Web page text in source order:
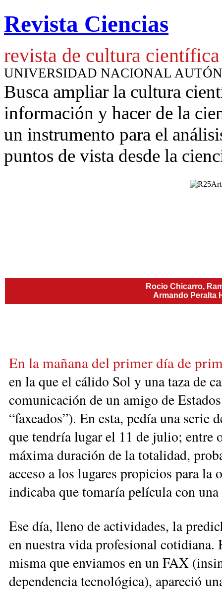
Revista Ciencias
revista de cultura científica
UNIVERSIDAD NACIONAL
Busca ampliar la cultura
información y hacer de la
un instrumento para el
puntos de vista desde la
Rocio Chicarro,
Armando Peralta
En la mañana del primer día de
en la que el cálido Sol y una taza de
comunicación de un amigo de
“faxeados”). En esta, pedía una serie
que tendría lugar el 11 de julio; entre
máxima duración de la totalidad,
acceso a los lugares propicios para
indicaba que tomaría película con una
Ese día, lleno de actividades, la
en nuestra vida profesional
misma que enviamos en un FAX
dependencia tecnológica), apareció